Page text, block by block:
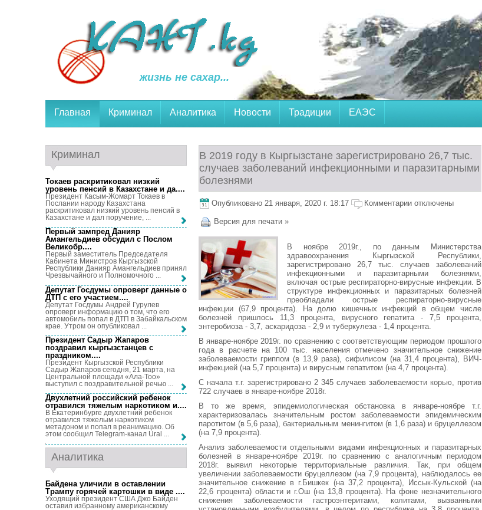
жизнь не сахар...
Главная Криминал Аналитика Новости Традиции ЕАЭС
В 2019 году в Кыргызстане зарегистрировано 26,7 тыс.
случаев заболеваний инфекционными и паразитарными
болезнями
Опубликовано 21 января, 2020 г. 18:17 Комментарии отключены
Версия для печати »
В ноябре 2019г., по данным Министерства
здравоохранения Кыргызской Республики,
зарегистрировано 26,7 тыс. случаев заболеваний
инфекционными и паразитарными болезнями,
включая острые респираторно-вирусные инфекции. В
структуре инфекционных и паразитарных болезней
преобладали острые респираторно-вирусные
инфекции (67,9 процента). На долю кишечных инфекций в общем числе
болезней пришлось 11,3 процента, вирусного гепатита - 7,5 процента,
энтеробиоза - 3,7, аскаридоза - 2,9 и туберкулеза - 1,4 процента.
В январе-ноябре 2019г. по сравнению с соответствующим периодом прошлого
года в расчете на 100 тыс. населения отмечено значительное снижение
заболеваемости гриппом (в 13,9 раза), сифилисом (на 31,4 процента), ВИЧ-
инфекцией (на 5,7 процента) и вирусным гепатитом (на 4,7 процента).
С начала т.г. зарегистрировано 2 345 случаев заболеваемости корью, против
722 случаев в январе-ноябре 2018г.
В то же время, эпидемиологическая обстановка в январе-ноябре т.г.
характеризовалась значительным ростом заболеваемости эпидемическим
паротитом (в 5,6 раза), бактериальным менингитом (в 1,6 раза) и бруцеллезом
(на 7,9 процента).
Анализ заболеваемости отдельными видами инфекционных и паразитарных
болезней в январе-ноябре 2019г. по сравнению с аналогичным периодом
2018г. выявил некоторые территориальные различия. Так, при общем
увеличении заболеваемости бруцеллезом (на 7,9 процента), наблюдалось ее
значительное снижение в г.Бишкек (на 37,2 процента), Иссык-Кульской (на
22,6 процента) области и г.Ош (на 13,8 процента). На фоне незначительного
снижения заболеваемости гастроэнтеритами, колитами, вызванными
Криминал
Токаев раскритиковал низкий
уровень пенсий в Казахстане и да....
Президент Касым-Жомарт Токаев в
Послании народу Казахстана
раскритиковал низкий уровень пенсий в
Казахстане и дал поручение, ...
Первый зампред Данияр
Амангельдиев обсудил с Послом
Великобр....
Первый заместитель Председателя
Кабинета Министров Кыргызской
Республики Данияр Амангельдиев принял
Чрезвычайного и Полномочного ...
Депутат Госдумы опроверг данные о
ДТП с его участием....
Депутат Госдумы Андрей Гурулев
опроверг информацию о том, что его
автомобиль попал в ДТП в Забайкальском
крае. Утром он опубликовал ...
Президент Садыр Жапаров
поздравил кыргызстанцев с
праздником....
Президент Кыргызской Республики
Садыр Жапаров сегодня, 21 марта, на
Центральной площади «Ала-Тоо»
выступил с поздравительной речью ...
Двухлетний российский ребенок
отравился тяжелым наркотиком и....
В Екатеринбурге двухлетний ребенок
отравился тяжелым наркотиком
метадоном и попал в реанимацию. Об
этом сообщил Telegram-канал Ural ...
Аналитика
Байдена уличили в оставлении
Трампу горячей картошки в виде ....
Уходящий президент США Джо Байден
оставил избранному американскому